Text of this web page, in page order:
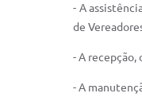
- A
de
- A
- A